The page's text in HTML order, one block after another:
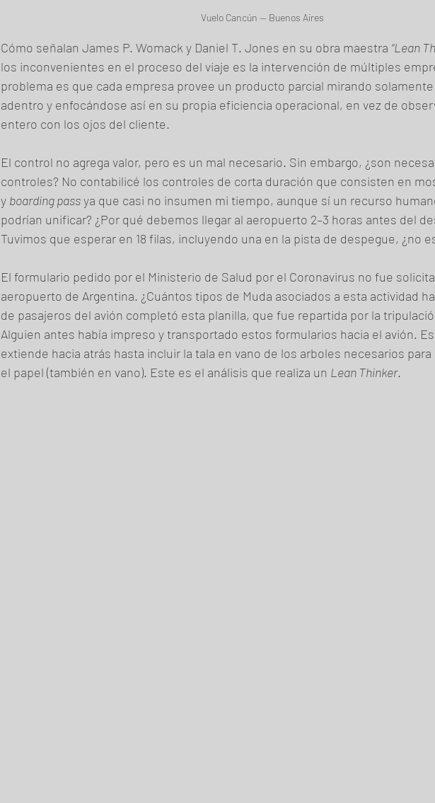
Vuelo Cancún — Buenos Aires
Cómo señalan James P. Womack y Daniel T. Jones en su obra maestra “Lean
los inconvenientes en el proceso del viaje es la intervención de múltiples
problema es que cada empresa provee un producto parcial mirando
adentro y enfocándose así en su propia eficiencia operacional, en vez de
entero con los ojos del cliente.
El control no agrega valor, pero es un mal necesario. Sin embargo, ¿son
controles? No contabilicé los controles de corta duración que consisten en
y boarding pass ya que casi no insumen mi tiempo, aunque sí un recurso
podrían unificar? ¿Por qué debemos llegar al aeropuerto 2–3 horas antes del
Tuvimos que esperar en 18 filas, incluyendo una en la pista de despegue, ¿no
El formulario pedido por el Ministerio de Salud por el Coronavirus no fue
aeropuerto de Argentina. ¿Cuántos tipos de Muda asociados a esta actividad
de pasajeros del avión completó esta planilla, que fue repartida por la
Alguien antes había impreso y transportado estos formularios hacia el avión.
extiende hacia atrás hasta incluir la tala en vano de los arboles necesarios
el papel (también en vano). Este es el análisis que realiza un Lean Thinker.